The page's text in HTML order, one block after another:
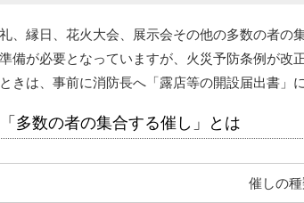
、縁日、花火大会、展示会その他の多数の者の
備が必要となっていますが、火災予防条例が改
きは、事前に消防長へ「露店等の開設届出書」
「多数の者の集合する催し」とは
催しの